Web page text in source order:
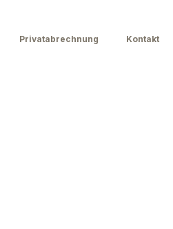
Privatabrechnung Kontakt